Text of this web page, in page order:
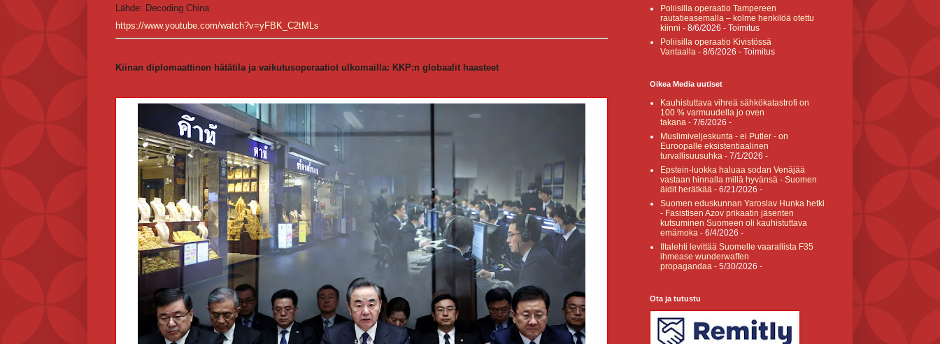
Lähde: Decoding China
https://www.youtube.com/watch?v=yFBK_C2tMLs
Kiinan diplomaattinen hätätila ja vaikutusoperaatiot ulkomailla: KKP:n globaalit haasteet
Poliisilla operaatio Tampereen
rautatieasemalla – kolme henkilöä otettu
kiinni - 8/6/2026 - Toimitus
Poliisilla operaatio Kivistössä
Vantaalla - 8/6/2026 - Toimitus
Oikea Media uutiset
Kauhistuttava vihreä sähkökatastrofi on
100 % varmuudella jo oven
takana - 7/6/2026 -
Muslimiveljeskunta - ei Putler - on
Euroopalle eksistentiaalinen
turvallisuusuhka - 7/1/2026 -
Epstein-luokka haluaa sodan Venäjää
vastaan hinnalla millä hyvänsä - Suomen
äidit herätkää - 6/21/2026 -
Suomen eduskunnan Yaroslav Hunka hetki
- Fasistisen Azov prikaatin jäsenten
kutsuminen Suomeen oli kauhistuttava
emämoka - 6/4/2026 -
Iltalehti levittää Suomelle vaarallista F35
ihmease wunderwaffen
propagandaa - 5/30/2026 -
Ota ja tutustu